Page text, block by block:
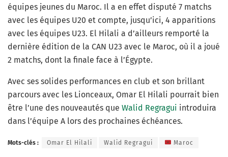
équipes jeunes du Maroc. Il a en effet disputé 7 matchs
avec les équipes U20 et compte, jusqu’ici, 4 apparitions
avec les équipes U23. El Hilali a d’ailleurs remporté la
dernière édition de la CAN U23 avec le Maroc, où il a joué
2 matchs, dont la finale face à l’Égypte.
Avec ses solides performances en club et son brillant
parcours avec les Lionceaux, Omar El Hilali pourrait bien
être l’une des nouveautés que Walid Regragui introduira
dans l’équipe A lors des prochaines échéances.
Mots-clés : Omar El Hilali Walid Regragui Maroc